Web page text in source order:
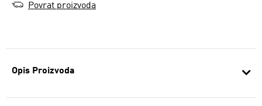
Opis Proizvoda
Povrat proizvoda